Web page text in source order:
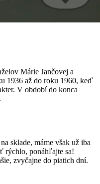
Márie Jančovej a
1936 až do roku 1960, keď
V období do konca
sklade, máme však už iba
rýchlo, ponáhľajte sa!
zvyčajne do piatich dní.